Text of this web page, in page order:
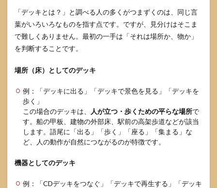
「デッキとは？」と調べる人の多くがつまずくのは、同じ言
葉がいろいろなものを指す点です。ですが、見分けはそこま
で難しくありません。最初の一手は「それは場所か、物か」
を判断することです。
場所（床）としてのデッキ
例：「デッキに出る」「デッキで景色を見る」「デッキを
歩く」
この場合のデッキは、
人が立つ・歩くための平らな場所で
す。船の甲板、建物の外部床、駅前の高架歩道などが該当
します。語尾に「出る」「歩く」「座る」「集まる」な
ど、人の動作が自然につながるのが特徴です。
機器としてのデッキ
例：「CDデッキをつなぐ」「デッキで再生する」「デッキ